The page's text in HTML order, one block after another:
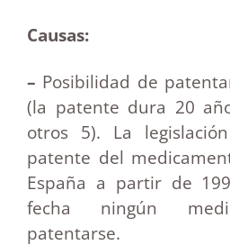
Causas:
– Posibilidad de
(la patente dura 20
otros 5). La
patente del
España a partir de
fecha ningún
patentarse.